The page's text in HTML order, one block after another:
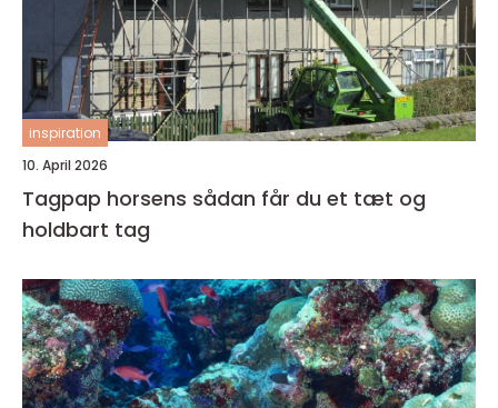
inspiration
10. April 2026
Tagpap horsens sådan får du et tæt og
holdbart tag